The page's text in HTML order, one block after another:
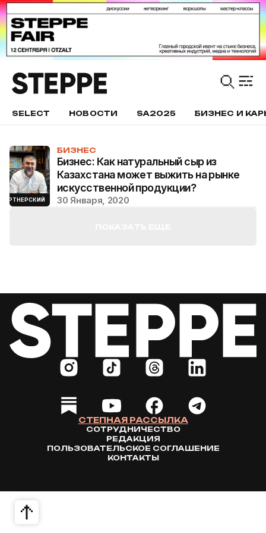
SELECT НОВОСТИ SA2025 БИЗНЕС И
ПАРТНЕРСКИЙ
БИЗНЕС
Бизнес: Как натуральный сыр из
Казахстана может выжить на рынке
искусственной продукции?
30 Января, 2020
СТЕПНАЯ РАССЫЛКА
СОТРУДНИЧЕСТВО
РЕДАКЦИЯ
ПОЛЬЗОВАТЕЛЬСКОЕ СОГЛАШЕНИЕ
КОНТАКТЫ